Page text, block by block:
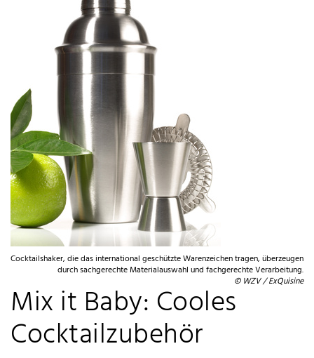
Cocktailshaker, die das international geschützte Warenzeichen tragen, überzeugen
durch sachgerechte Materialauswahl und fachgerechte Verarbeitung.
© WZV / ExQuisine
Mix it Baby: Cooles
Cocktailzubehör